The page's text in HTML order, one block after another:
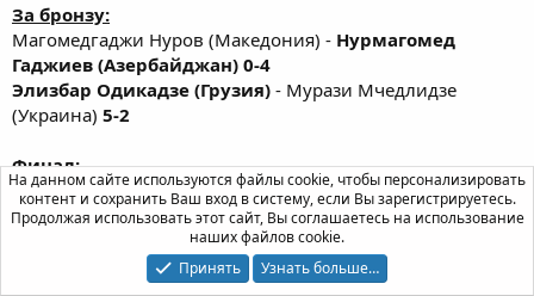
За бронзу:
Магомедгаджи Нуров (Македония) - Нурмагомед
Гаджиев (Азербайджан) 0-4
Элизбар Одикадзе (Грузия) - Мурази Мчедлидзе
(Украина) 5-2
Финал:
Александр Гуштын (Беларусь) -Владислав Байцаев
(Россия) 0-7
1. Владислав Байцаев (Россия)
На данном сайте используются файлы cookie, чтобы персонализировать
контент и сохранить Ваш вход в систему, если Вы зарегистрируетесь.
Продолжая использовать этот сайт, Вы соглашаетесь на использование
наших файлов cookie.
Принять
Узнать больше…